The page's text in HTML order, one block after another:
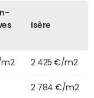
Isère
m2 2 425 €/m2
2 784 €/m2